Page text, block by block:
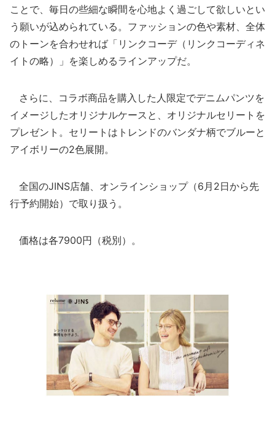
ことで、毎日の些細な瞬間を心地よく過ごして欲しいとい
う願いが込められている。ファッションの色や素材、全体
のトーンを合わせれば「リンクコーデ（リンクコーディネ
イトの略）」を楽しめるラインアップだ。
さらに、コラボ商品を購入した人限定でデニムパンツを
イメージしたオリジナルケースと、オリジナルセリートを
プレゼント。セリートはトレンドのバンダナ柄でブルーと
アイボリーの2色展開。
全国のJINS店舗、オンラインショップ（6月2日から先
行予約開始）で取り扱う。
価格は各7900円（税別）。